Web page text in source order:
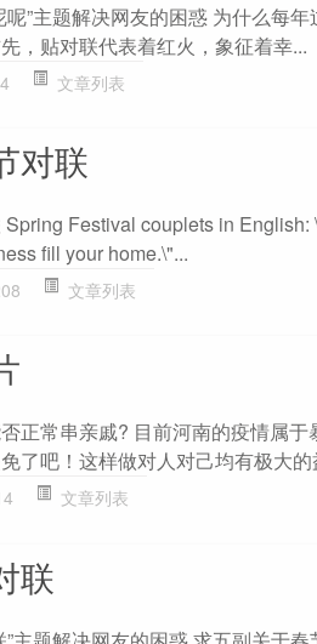
”主题解决网友的困惑 为什么每
，贴对联代表着红火，象征着幸...
文章列表
对联
Festival couplets in
fill your home.\"...
文章列表
正常串亲戚? 目前河南的疫情属
了吧！这样做对人对己均有极大的
文章列表
联